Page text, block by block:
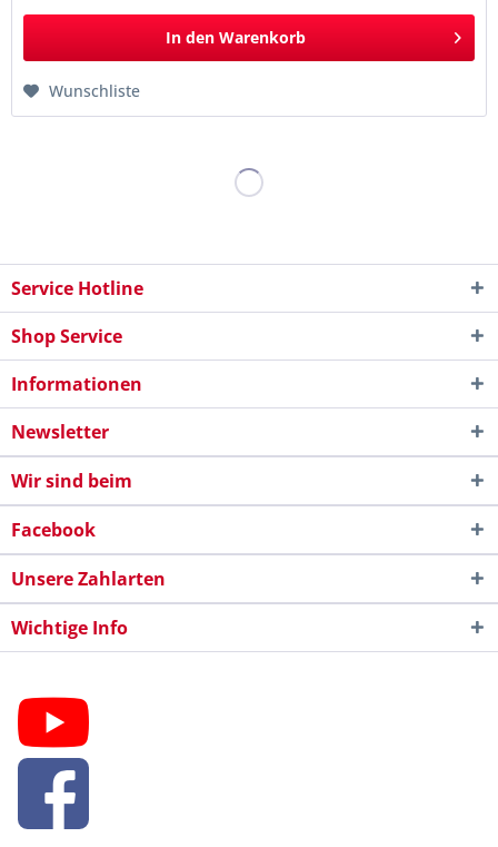
In den Warenkorb
Wunschliste
Service Hotline
Shop Service
Informationen
Newsletter
Wir sind beim
Facebook
Unsere Zahlarten
Wichtige Info